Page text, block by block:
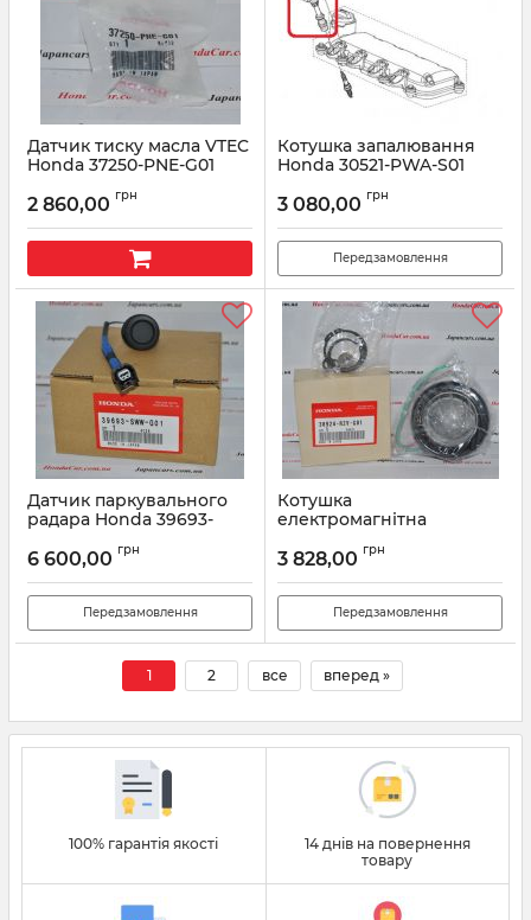
Датчик тиску масла VTEC
Honda 37250-PNE-G01
2 860,00 грн
Котушка запалювання
Honda 30521-PWA-S01
3 080,00 грн
Передзамовлення
Датчик паркувального
радара Honda 39693-
Артикул: 39693SWWG01
6 600,00 грн
Передзамовлення
Котушка
електромагнітна
кондиціонера Honda
Артикул: 38924RZVG01
3 828,00 грн
Передзамовлення
1 2 все вперед »
100% гарантія якості
14 днів на повернення
товару